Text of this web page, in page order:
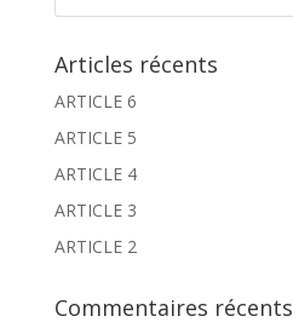
Articles récents
ARTICLE 6
ARTICLE 5
ARTICLE 4
ARTICLE 3
ARTICLE 2
Commentaires récents